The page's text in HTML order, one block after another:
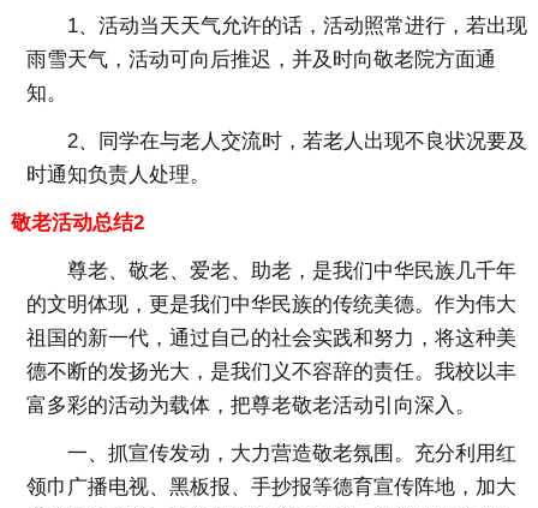
1、活动当天天气允许的话，活动照常进行，若出现
雨雪天气，活动可向后推迟，并及时向敬老院方面通
知。
2、同学在与老人交流时，若老人出现不良状况要及
时通知负责人处理。
敬老活动总结2
尊老、敬老、爱老、助老，是我们中华民族几千年
的文明体现，更是我们中华民族的传统美德。作为伟大
祖国的新一代，通过自己的社会实践和努力，将这种美
德不断的发扬光大，是我们义不容辞的责任。我校以丰
富多彩的活动为载体，把尊老敬老活动引向深入。
一、抓宣传发动，大力营造敬老氛围。充分利用红
领巾广播电视、黑板报、手抄报等德育宣传阵地，加大